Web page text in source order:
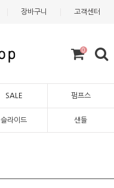
장바구니 고객센터
0
SALE 펌프스
슬라이드 샌들